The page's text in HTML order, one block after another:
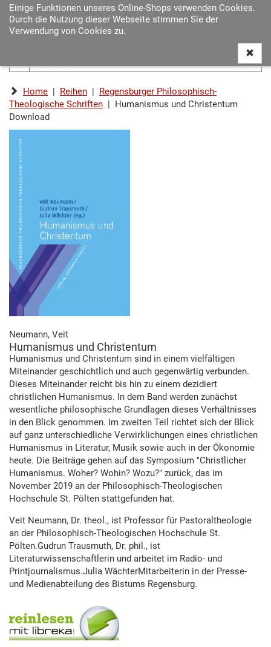
Einige Funktionen unseres Online-Shops verwenden Cookies.
Durch die Nutzung dieser Webseite stimmen Sie der
Verwendung von Cookies zu.
Home | Reihen | Regensburger Philosophisch-
Theologische Schriften | Humanismus und Christentum
Download
Neumann, Veit
Humanismus und Christentum
Humanismus und Christentum sind in einem vielfältigen
Miteinander geschichtlich und auch gegenwärtig verbunden.
Dieses Miteinander reicht bis hin zu einem dezidiert
christlichen Humanismus. In dem Band werden zunächst
wesentliche philosophische Grundlagen dieses Verhältnisses
in den Blick genommen. Im zweiten Teil richtet sich der Blick
auf ganz unterschiedliche Verwirklichungen eines christlichen
Humanismus in Literatur, Musik sowie auch in der Ökonomie
heute. Die Beiträge gehen auf das Symposium "Christlicher
Humanismus. Woher? Wohin? Wozu?" zurück, das im
November 2019 an der Philosophisch-Theologischen
Hochschule St. Pölten stattgefunden hat.
Veit Neumann, Dr. theol., ist Professor für Pastoraltheologie
an der Philosophisch-Theologischen Hochschule St.
Pölten.Gudrun Trausmuth, Dr. phil., ist
Literaturwissenschaftlerin und arbeitet im Radio- und
Printjournalismus.Julia WächterMitarbeiterin in der Presse-
und Medienabteilung des Bistums Regensburg.